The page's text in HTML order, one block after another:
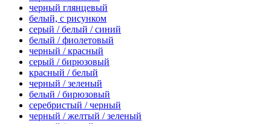
черный глянцевый
белый, с рисунком
серый / белый / синий
белый / фиолетовый
черный / красный
серый / бирюзовый
красный / белый
черный / зеленый
белый / бирюзовый
серебристый / черный
черный / желтый / зеленый